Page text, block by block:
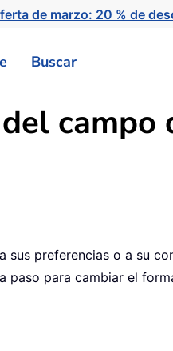
de marzo: 20 % de
Buscar
campo
preferencias o a su
paso para cambiar el